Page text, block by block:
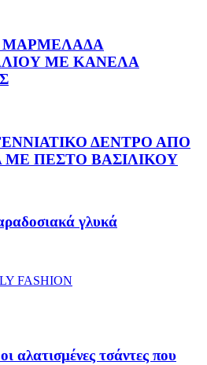
ΜΑΡΜΕΛΑΔΑ
ΜΕ ΚΑΝΕΛΑ
ΔΕΝΤΡΟ ΑΠΟ
ΜΕ ΠΕΣΤΟ ΒΑΣΙΛΙΚΟΥ
γλυκά
FASHION
αλατισμένες τσάντες που